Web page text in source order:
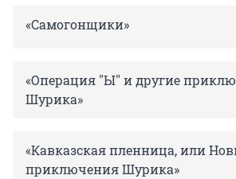
«Самогонщики»
«Операция "Ы" и другие
Шурика»
«Кавказская пленница, или
приключения Шурика»